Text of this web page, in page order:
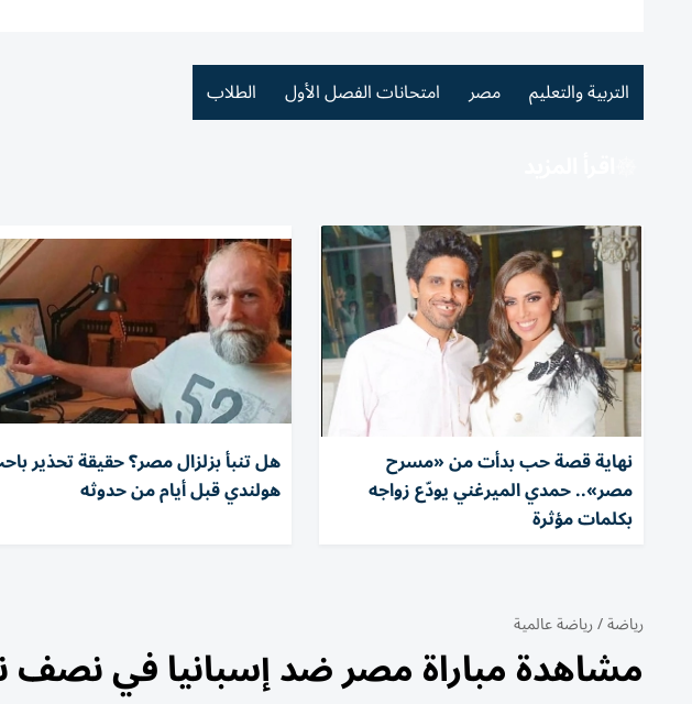
التربية والتعليم مصر امتحانات الفصل الأول الطلاب
نهاية قصة حب بدأت من «مسرح
مصر».. حمدي الميرغني يودّع زواجه
بكلمات مؤثرة
هل تنبأ بزلزال مصر؟ حقيقة تحذير
هولندي قبل أيام من حدوثه
رياضة/رياضة عالمية
مشاهدة مباراة مصر ضد إسبانيا في نصف